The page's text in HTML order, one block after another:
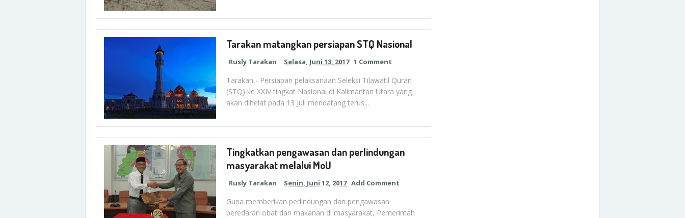
Tarakan matangkan persiapan STQ Nasional
Rusly Tarakan Selasa, Juni 13, 2017 1 Comment
Tarakan,- Persiapan pelaksanaan Seleksi Tilawatil Quran
(STQ) ke XXIV tingkat Nasional di Kalimantan Utara yang
akan dihelat pada 13 Juli mendatang terus...
Tingkatkan pengawasan dan perlindungan
masyarakat melalui MoU
Rusly Tarakan Senin, Juni 12, 2017 Add Comment
Guna memberikan perlindungan dan pengawasan
peredaran obat dan makanan di masyarakat, Pemerintah